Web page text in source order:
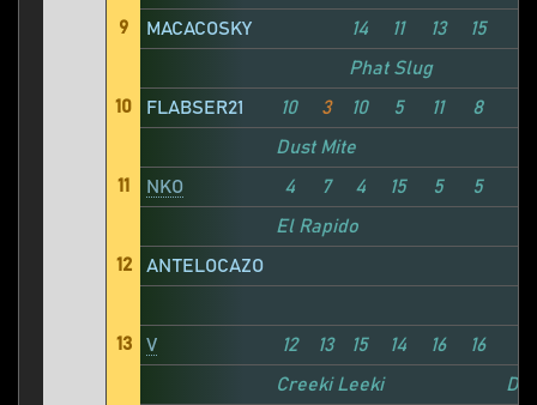
9
MACACOSKY 14 11 13 15
Phat Slug
10
FLABSER21 10 3 10 5 11 8
Dust Mite
11
NKO 4 7 4 15 5 5
El Rapido
12
ANTELOCAZO
13 V 12 13 15 14 16 16
Creeki Leeki